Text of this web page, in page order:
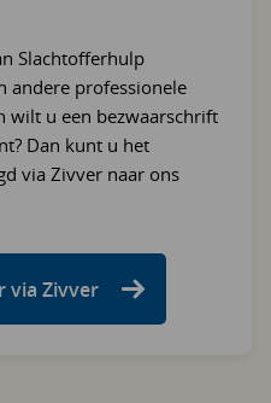
Slachtofferhulp
andere professionele
wilt u een bezwaarschrift
Dan kunt u het
via Zivver naar ons
via Zivver